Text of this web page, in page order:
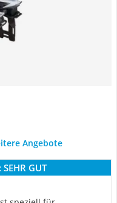
Angebote
SEHR GUT